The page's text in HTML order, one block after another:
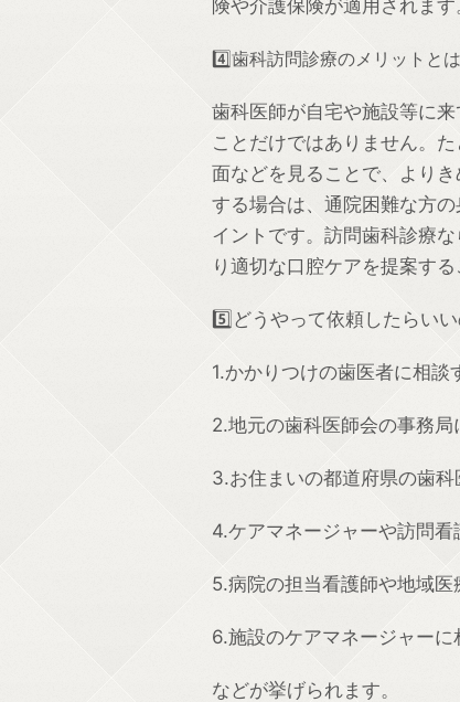
険や介護保険が適用されます
4️⃣歯科訪問診療のメリットとは
歯科医師が自宅や施設等に
ことだけではありません。
面などを見ることで、より
する場合は、通院困難な方
イントです。訪問歯科診療
り適切な口腔ケアを提案する
5️⃣どうやって依頼したらいい
1.かかりつけの歯医者に相談
2.地元の歯科医師会の事務局
3.お住まいの都道府県の歯
4.ケアマネージャーや訪問看
5.病院の担当看護師や地域
6.施設のケアマネージャーに
などが挙げられます。